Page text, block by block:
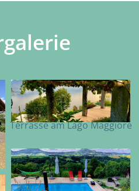
Terrasse am Lago Maggiore